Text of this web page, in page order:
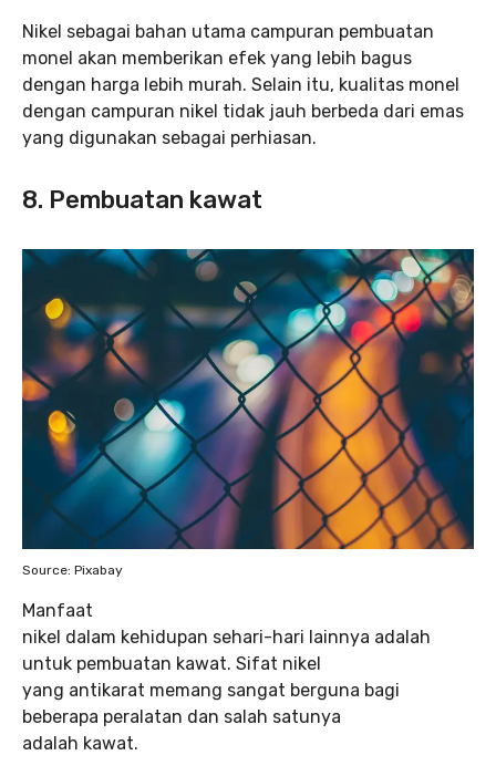
Nikel sebagai bahan utama campuran pembuatan
monel akan memberikan efek yang lebih bagus
dengan harga lebih murah. Selain itu, kualitas monel
dengan campuran nikel tidak jauh berbeda dari emas
yang digunakan sebagai perhiasan.
8. Pembuatan kawat
Source: Pixabay
Manfaat
nikel dalam kehidupan sehari-hari lainnya adalah
untuk pembuatan kawat. Sifat nikel
yang antikarat memang sangat berguna bagi
beberapa peralatan dan salah satunya
adalah kawat.